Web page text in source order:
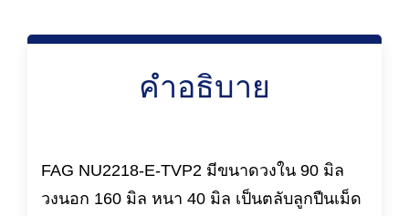
คำอธิบาย
FAG NU2218-E-TVP2 มีขนาดวงใน 90 มิล
วงนอก 160 มิล หนา 40 มิล เป็นตลับลูกปืนเม็ด